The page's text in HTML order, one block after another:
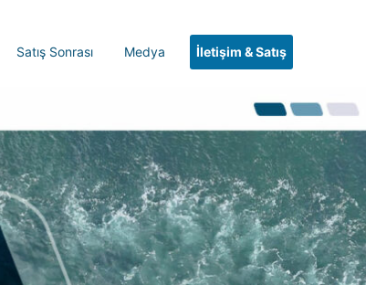
Satış Sonrası Medya İletişim & Satış